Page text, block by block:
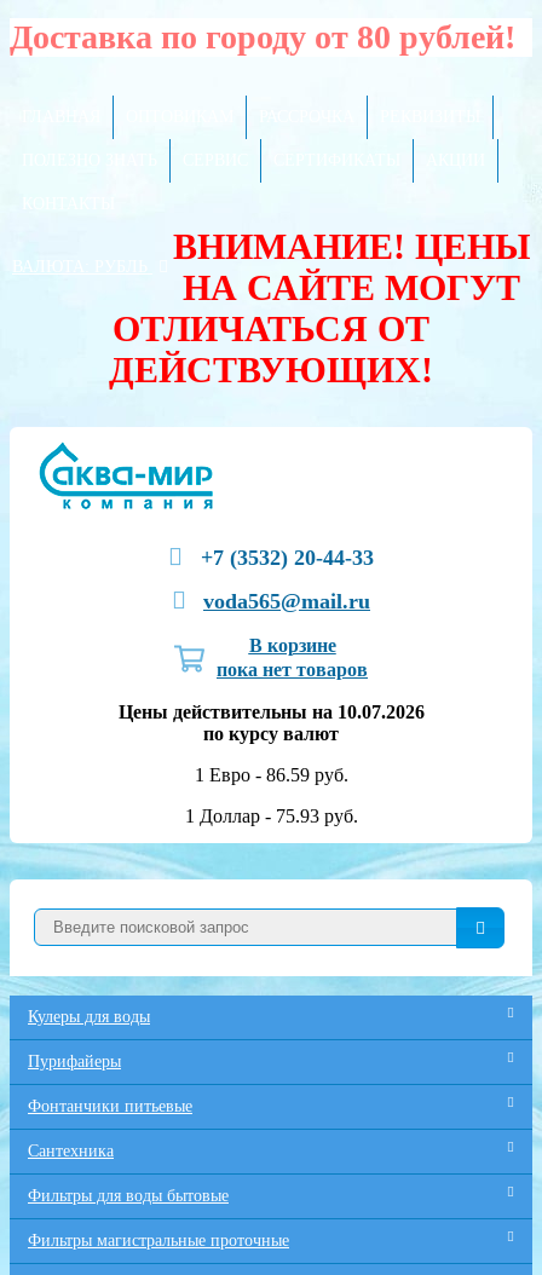
Доставка по городу от 80 рублей!
ВАЛЮТА:
ВНИМАНИЕ! ЦЕНЫ
НА САЙТЕ МОГУТ
ОТЛИЧАТЬСЯ ОТ
ДЕЙСТВУЮЩИХ!
+7 (3532) 20-44-33
voda565@mail.ru
В корзине
пока нет товаров
Цены действительны на 10.07.2026
по курсу валют
1 Евро - 86.59 руб.
1 Доллар - 75.93 руб.
Кулеры для воды
Пурифайеры
Фонтанчики питьевые
Сантехника
Фильтры для воды бытовые
Фильтры магистральные проточные